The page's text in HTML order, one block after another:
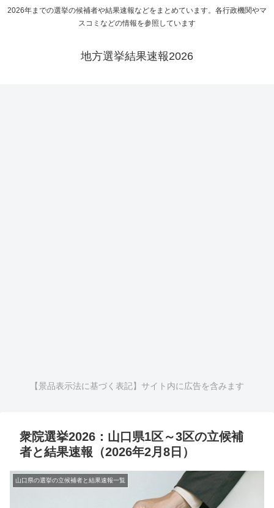
2026年までの選挙の候補者や結果速報などをまとめています。各行政機関やマ
スコミなどの情報を参照しています
地方選挙結果速報2026
【景品表示法に基づく表記】サイト内に広告を含みます
衆院選挙2026：山口県1区～3区の立候補
者と結果速報（2026年2月8日）
山口県の選挙の立候補者と結果速報一覧